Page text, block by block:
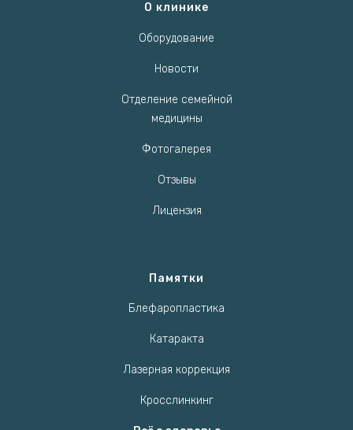
О клинике
Оборудование
Новости
Отделение семейной
медицины
Фотогалерея
Отзывы
Лицензия
Памятки
Блефаропластика
Катаракта
Лазерная коррекция
Кросслинкинг